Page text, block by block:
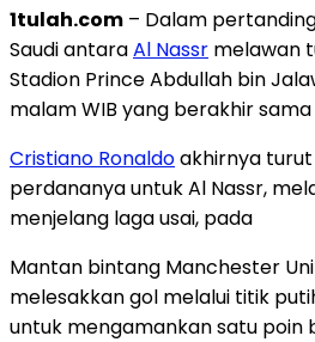
1tulah.com – Dalam
Saudi antaraAl Nassr melawan
Stadion Prince Abdullah bin
malam WIB yang berakhir
Cristiano Ronaldoakhirnya
perdananya untuk Al Nassr,
menjelang laga usai, pada
Mantan bintang Manchester
melesakkan gol melalui titik
untuk mengamankan satu poin